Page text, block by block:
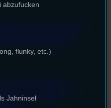
by Airtime.pro –
your own radio
abzufucken
flunky, etc.)
Jahninsel